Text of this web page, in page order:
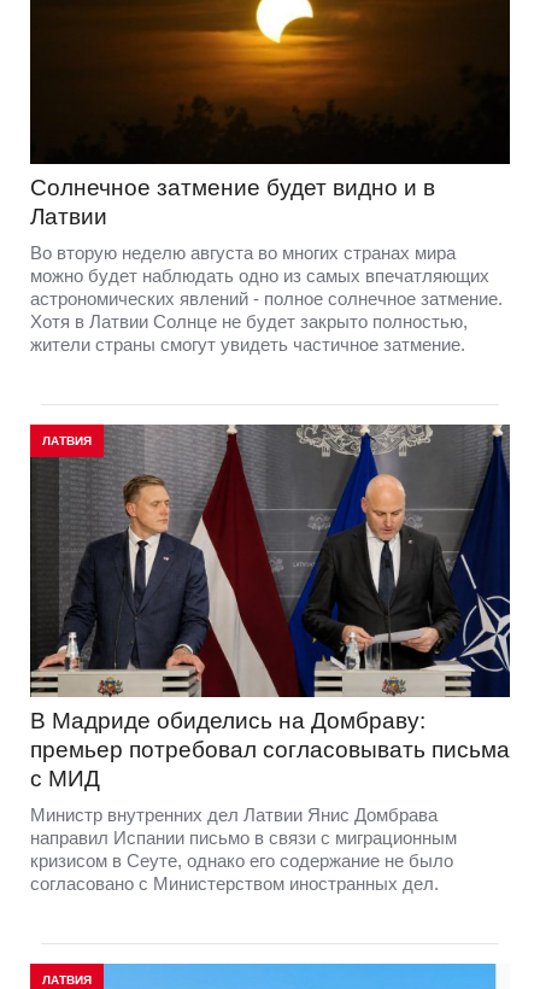
Солнечное затмение будет видно и в
Латвии
Во вторую неделю августа во многих странах мира
можно будет наблюдать одно из самых впечатляющих
астрономических явлений - полное солнечное затмение.
Хотя в Латвии Солнце не будет закрыто полностью,
жители страны смогут увидеть частичное затмение.
ЛАТВИЯ
В Мадриде обиделись на Домбраву:
премьер потребовал согласовывать письма
с МИД
Министр внутренних дел Латвии Янис Домбрава
направил Испании письмо в связи с миграционным
кризисом в Сеуте, однако его содержание не было
согласовано с Министерством иностранных дел.
ЛАТВИЯ